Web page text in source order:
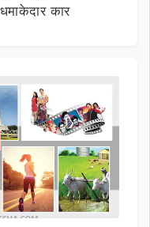
कार